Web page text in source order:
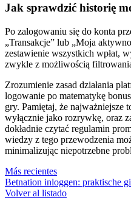
Jak sprawdzić historię
Po zalogowaniu się do konta
„Transakcje” lub „Moja
zestawienie wszystkich wpłat,
zwykle z możliwością
Zrozumienie zasad działania
logowanie po matematykę
gry. Pamiętaj, że najważniejsze
wyłącznie jako rozrywkę, oraz
dokładnie czytać regulamin
wiedzy z tego przewodzenia
minimalizując niepotrzebne
Más recientes
Betnation inloggen: praktische
Volver al listado